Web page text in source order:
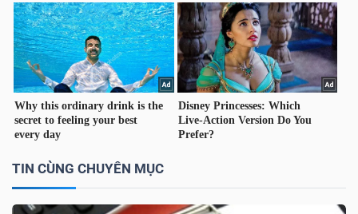
TIN CÙNG CHUYÊN MỤC
TÀI
CHÍNH
CÁ
NHÂN
PHÂN